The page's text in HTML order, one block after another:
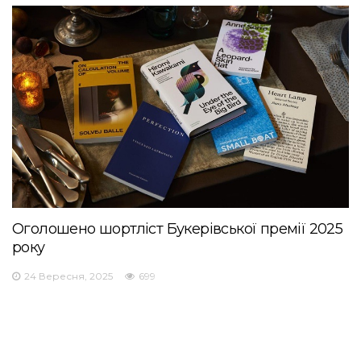
Оголошено шортліст Букерівської премії 2025
року
24 Вересня, 2025 699